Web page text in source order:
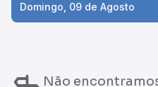
Domingo, 09 de Agosto
Não